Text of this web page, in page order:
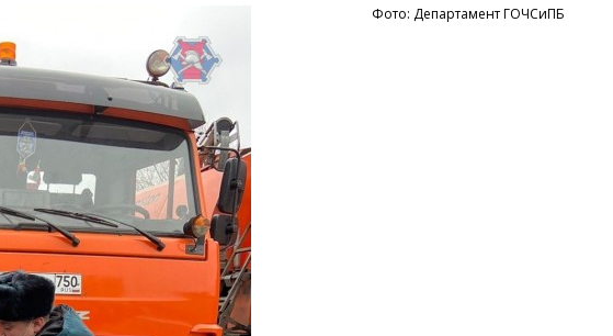
Фото: Департамент ГОЧСиПБ